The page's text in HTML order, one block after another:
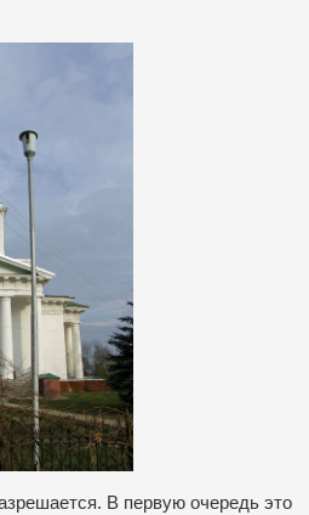
В первую очередь это